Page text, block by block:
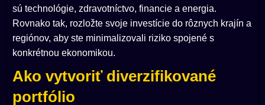
sú technológie, zdravotníctvo, financie a energia.
Rovnako tak, rozložte svoje investície do rôznych krajín a
regiónov, aby ste minimalizovali riziko spojené s
konkrétnou ekonomikou.
Ako vytvoriť diverzifikované
portfólio